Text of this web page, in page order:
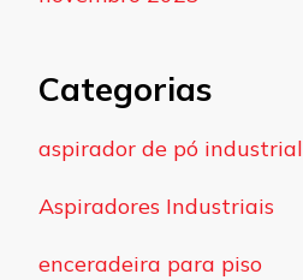
Categorias
aspirador de pó industrial
Aspiradores Industriais
enceradeira para piso